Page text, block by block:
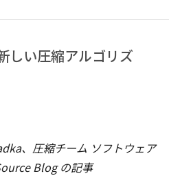
しい圧縮アルゴリズ
、圧縮チーム ソフトウェア
Blog の記事